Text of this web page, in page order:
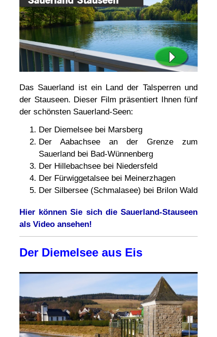
Das Sauerland ist ein Land der Talsperren und
der Stauseen. Dieser Film präsentiert Ihnen fünf
der schönsten Sauerland-Seen:
Der Diemelsee bei Marsberg
Der Aabachsee an der Grenze zum
Sauerland bei Bad-Wünnenberg
Der Hillebachsee bei Niedersfeld
Der Fürwiggetalsee bei Meinerzhagen
Der Silbersee (Schmalasee) bei Brilon Wald
Hier können Sie sich die Sauerland-Stauseen
als Video ansehen!
Der Diemelsee aus Eis